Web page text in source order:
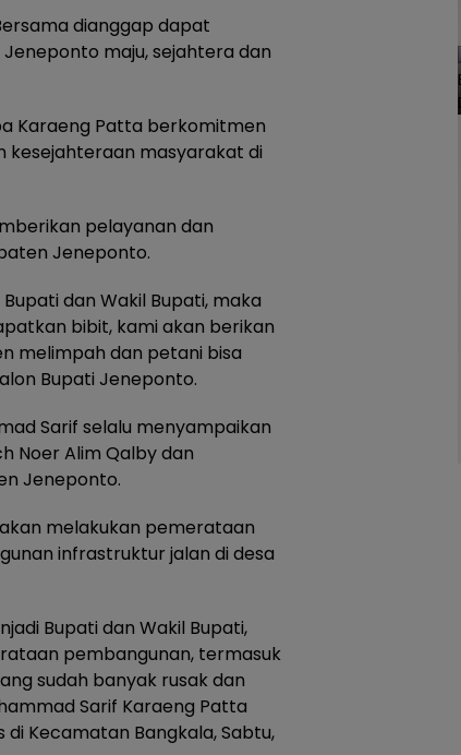
dianggap dapat
maju, sejahtera dan
Karaeng Patta berkomitmen
kesejahteraan masyarakat di
pelayanan dan
Jeneponto.
dan Wakil Bupati, maka
bibit, kami akan berikan
melimpah dan petani bisa
Bupati Jeneponto.
Sarif selalu menyampaikan
Noer Alim Qalby dan
Jeneponto.
melakukan pemerataan
infrastruktur jalan di desa
Bupati dan Wakil Bupati,
pembangunan, termasuk
sudah banyak rusak dan
Sarif Karaeng Patta
Kecamatan Bangkala, Sabtu,